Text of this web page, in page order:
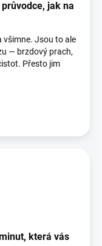
jak na
všimne. Jsou to ale
— brzdový prach,
Přesto jim
která vás